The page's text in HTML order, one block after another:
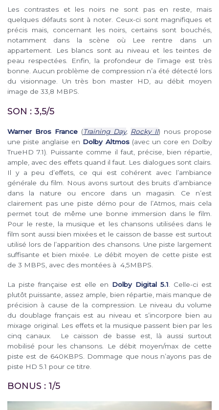
Les contrastes et les noirs ne sont pas en reste, mais
quelques défauts sont à noter. Ceux-ci sont magnifiques et
précis mais, concernant les noirs, certains sont bouchés,
notamment dans la scène où Lee rentre dans un
appartement. Les blancs sont au niveau et les teintes de
peau respectées. Enfin, la profondeur de l’image est très
bonne. Aucun problème de compression n’a été détecté lors
du visionnage. Un très bon master HD, au débit moyen
image de 33,8 MBPS.
SON : 3,5/5
Warner Bros France (Training Day, Rocky II) nous propose
une piste anglaise en Dolby Altmos(avec un core en Dolby
TrueHD 7.1). Puissante comme il faut, précise, bien répartie,
ample, avec des effets quand il faut. Les dialogues sont clairs.
Il y a peu d’effets, ce qui est cohérent avec l’ambiance
générale du film. Nous avons surtout des bruits d’ambiance
dans la nature ou encore dans un magasin. Ce n’est
clairement pas une piste démo pour de l’Atmos, mais cela
permet tout de même une bonne immersion dans le film.
Pour le reste, la musique et les chansons utilisées dans le
film sont aussi bien mixées et le caisson de basse est surtout
utilisé lors de l’apparition des chansons. Une piste largement
suffisante et bien mixée. Le débit moyen de cette piste est
de 3 MBPS, avec des montées à 4,5MBPS.
La piste française est elle en Dolby Digital 5.1 . Celle-ci est
plutôt puissante, assez ample, bien répartie, mais manque de
précision à cause de la compression. Le niveau du volume
du doublage français est au niveau et s’incorpore bien au
mixage original. Les effets et la musique passent bien par les
cinq canaux. Le caisson de basse est, là aussi surtout
mobilisé pour les chansons. Le débit moyen/max de cette
piste est de 640KBPS. Dommage que nous n’ayons pas de
piste HD 5.1 pour ce titre.
BONUS : 1/5